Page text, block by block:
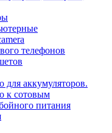
телефонов
для аккумуляторов.
к сотовым
питания